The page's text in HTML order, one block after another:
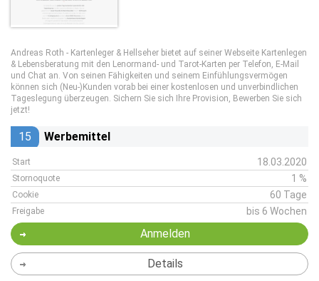
Andreas Roth - Kartenleger & Hellseher bietet auf seiner Webseite Kartenlegen
& Lebensberatung mit den Lenormand- und Tarot-Karten per Telefon, E-Mail
und Chat an. Von seinen Fähigkeiten und seinem Einfühlungsvermögen
können sich (Neu-)Kunden vorab bei einer kostenlosen und unverbindlichen
Tageslegung überzeugen. Sichern Sie sich Ihre Provision, Bewerben Sie sich
jetzt!
15 Werbemittel
Start 18.03.2020
Stornoquote 1 %
Cookie 60 Tage
Freigabe bis 6 Wochen
Anmelden
Details